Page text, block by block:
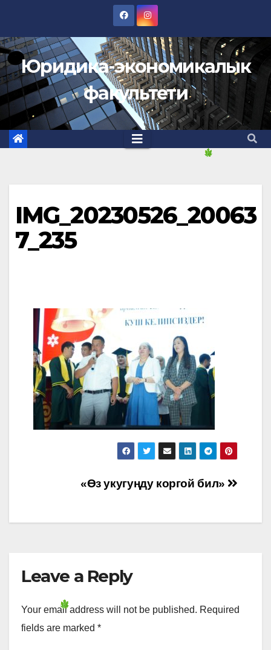
content
Юридика-экономикалык
факультети
IMG_20230526_20063
7_235
«Өз укугуңду коргой бил»
Leave a Reply
Your email address will not be published. Required
fields are marked *